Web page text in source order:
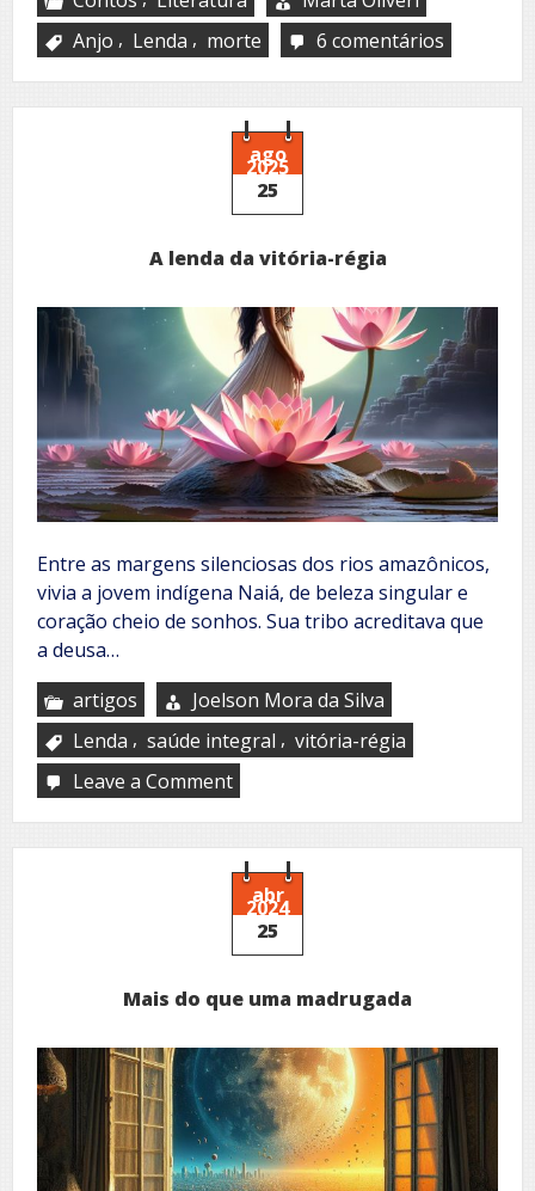
Anjo , Lenda , morte 6 comentários
mueren
los
ago
2025
25
A lenda da vitória-régia
Entre as margens silenciosas dos rios amazônicos,
vivia a jovem indígena Naiá, de beleza singular e
coração cheio de sonhos. Sua tribo acreditava que
a deusa…
artigos
Joelson Mora da Silva
Lenda , saúde integral , vitória-régia
Leave a Commenton
lenda
da
vitória-
régia
abr
2024
25
Mais do que uma madrugada